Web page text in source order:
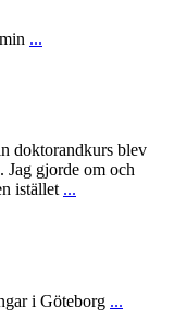
...
doktorandkurs blev
Jag gjorde om och
istället ...
i Göteborg ...